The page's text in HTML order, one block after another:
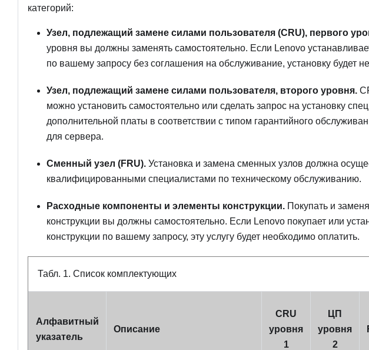
категорий:
Узел, подлежащий замене силами пользователя (CRU), первого
уровня вы должны заменять самостоятельно. Если Lenovo
по вашему запросу без соглашения на обслуживание, установку будет
Узел, подлежащий замене силами пользователя, второго уровня.
можно установить самостоятельно или сделать запрос на установку
дополнительной платы в соответствии с типом гарантийного
для сервера.
Сменный узел (FRU). Установка и замена сменных узлов должна
квалифицированными специалистами по техническому обслуживанию.
Расходные компоненты и элементы конструкции. Покупать и
конструкции вы должны самостоятельно. Если Lenovo покупает или
конструкции по вашему запросу, эту услугу будет необходимо оплатить.
Табл. 1. Список комплектующих
Алфавитный
указатель
Описание
CRU
уровня
1
ЦП
уровня
2